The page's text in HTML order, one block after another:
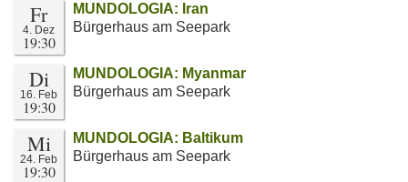
Fr
4. Dez
19:30
MUNDOLOGIA: Iran
Bürgerhaus am Seepark
Di
16. Feb
19:30
MUNDOLOGIA: Myanmar
Bürgerhaus am Seepark
Mi
24. Feb
19:30
MUNDOLOGIA: Baltikum
Bürgerhaus am Seepark